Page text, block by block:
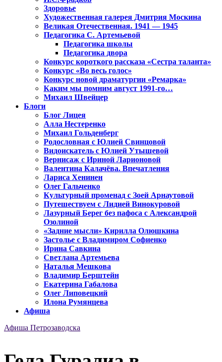
Здоровье
Художественная галерея Дмитрия Москина
Великая Отечественная. 1941 — 1945
Педагогика С. Артемьевой
Педагогика школы
Педагогика двора
Конкурс короткого рассказа «Сестра таланта»
Конкурс «Во весь голос»
Конкурс новой драматургии «Ремарка»
Каким мы помним август 1991-го…
Михаил Швейцер
Блоги
Блог Лицея
Алла Нестеренко
Михаил Гольденберг
Родословная с Юлией Свинцовой
Видоискатель с Юлией Утышевой
Вернисаж с Ириной Ларионовой
Валентина Калачёва. Впечатления
Лариса Хенинен
Олег Гальченко
Культурный променад с Зоей Арнаутовой
Путешествуем с Лидией Винокуровой
Лазурный Берег без пафоса с Александрой
Озолиной
«Задние мысли» Кирилла Олюшкина
Застолье с Владимиром Софиенко
Ирина Савкина
Светлана Артемьева
Наталья Мешкова
Владимир Берштейн
Екатерина Габалова
Олег Липовецкий
Илона Румянцева
Афиша
Афиша Петрозаводска